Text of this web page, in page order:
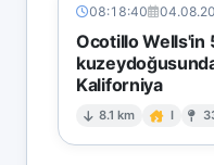
08:18:40
Ocotillo Wells'in
Kaliforniya
8.1 km I